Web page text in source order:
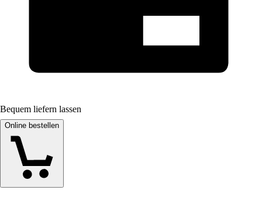
Bequem liefern lassen
Online bestellen